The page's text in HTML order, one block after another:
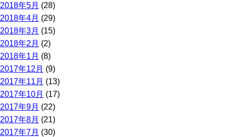
2018年5月 (28)
2018年4月 (29)
2018年3月 (15)
2018年2月 (2)
2018年1月 (8)
2017年12月 (9)
2017年11月 (13)
2017年10月 (17)
2017年9月 (22)
2017年8月 (21)
2017年7月 (30)